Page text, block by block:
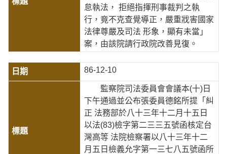
怠執法， 拒絕指揮刑事裁判之執
行，竟不克查覺導正，嚴重戕害國家
法律尊嚴及司法 形象，顯有未當」
案，由該院請行政院改善見復。
86-12-10
監察院司法委員會會議本(十)日
下午通過並公布張委員德銘所提「糾
正 法務部於八十三年十二月十五日
以法(83)檢字第二三三五號函核定台
灣高等 法院檢察署以八十三年十二
月五日檢義允字第一三七八五號函所